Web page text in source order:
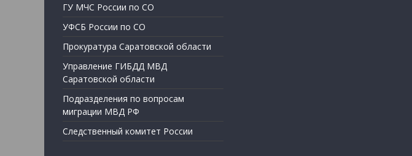
ГУ МЧС России по СО
УФСБ России по СО
Прокуратура Саратовской области
Управление ГИБДД МВД
Саратовской области
Подразделения по вопросам
миграции МВД РФ
Следственный комитет России